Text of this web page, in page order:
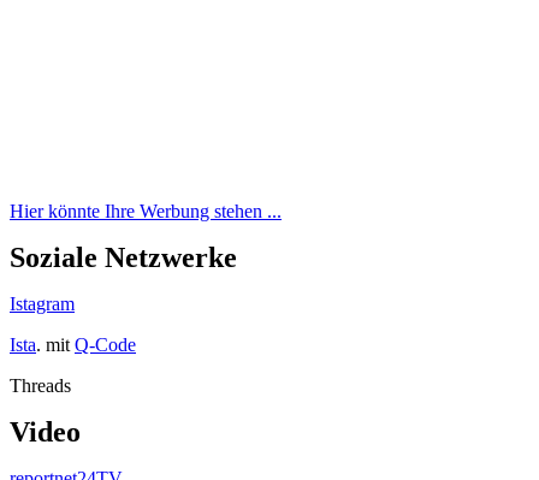
Hier könnte Ihre Werbung stehen ...
Soziale Netzwerke
Istagram
Ista. mit Q-Code
Threads
Video